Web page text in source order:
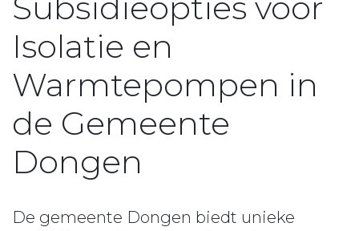
Isolatie en
Warmtepompen in
de Gemeente
Dongen
De gemeente Dongen biedt unieke